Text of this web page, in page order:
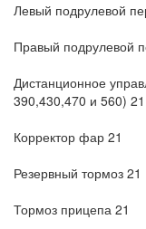
Левый подрулевой
Правый подрулевой
Дистанционное
390,430,470 и 560) 21
Корректор фар 21
Резервный тормоз 21
Тормоз прицепа 21